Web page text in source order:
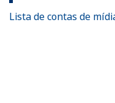
Lista de contas de